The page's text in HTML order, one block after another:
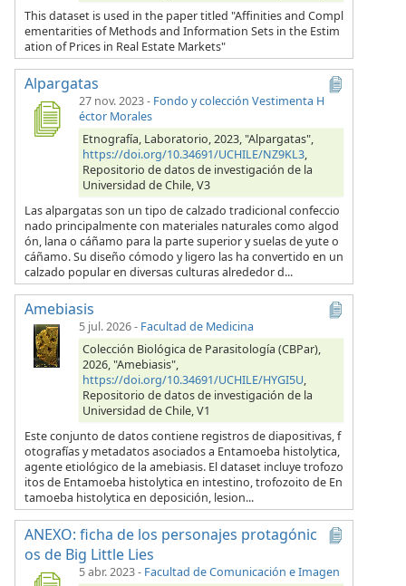
This dataset is used in the paper titled "Affinities and Compl
ementarities of Methods and Information Sets in the Estim
ation of Prices in Real Estate Markets"
Alpargatas
27 nov. 2023- Fondo y colección Vestimenta H
éctor Morales
Etnografía, Laboratorio, 2023, "Alpargatas",
https://doi.org/10.34691/UCHILE/NZ9KL3,
Repositorio de datos de investigación de la
Universidad de Chile, V3
Las alpargatas son un tipo de calzado tradicional confeccio
nado principalmente con materiales naturales como algod
ón, lana o cáñamo para la parte superior y suelas de yute o
cáñamo. Su diseño cómodo y ligero las ha convertido en un
calzado popular en diversas culturas alrededor d...
Amebiasis
5 jul. 2026- Facultad de Medicina
Colección Biológica de Parasitología (CBPar),
2026, "Amebiasis",
https://doi.org/10.34691/UCHILE/HYGI5U,
Repositorio de datos de investigación de la
Universidad de Chile, V1
Este conjunto de datos contiene registros de diapositivas, f
otografías y metadatos asociados a Entamoeba histolytica,
agente etiológico de la amebiasis. El dataset incluye trofozo
itos de Entamoeba histolytica en intestino, trofozoito de En
tamoeba histolytica en deposición, lesion...
ANEXO: ficha de los personajes protagónic
os de Big Little Lies
5 abr. 2023- Facultad de Comunicación e Imagen